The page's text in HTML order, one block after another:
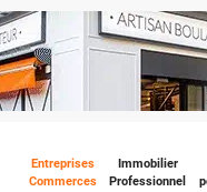
Entreprises
Commerces
Immobilier
Professionnel